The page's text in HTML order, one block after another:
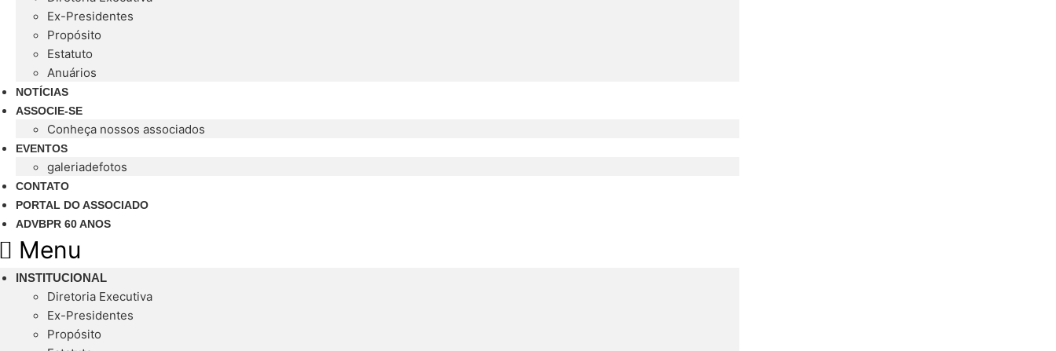
conteúdo
Ex-Presidentes
Propósito
Estatuto
Anuários
NOTÍCIAS
ASSOCIE-SE
Conheça nossos associados
EVENTOS
galeriadefotos
CONTATO
PORTAL DO ASSOCIADO
ADVBPR 60 ANOS
Menu
INSTITUCIONAL
Diretoria Executiva
Ex-Presidentes
Propósito